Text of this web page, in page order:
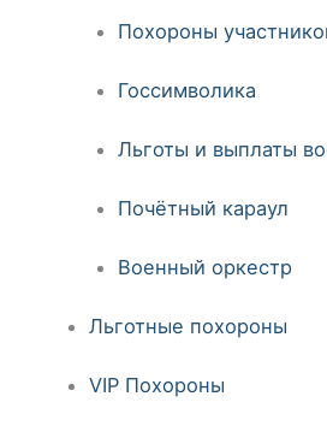
Похороны
Госсимволика
Льготы и выплаты
Почётный караул
Военный оркестр
Льготные похороны
VIP Похороны